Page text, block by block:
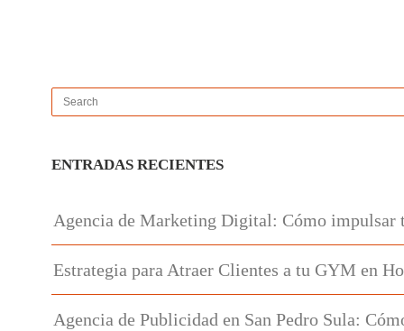
ENTRADAS RECIENTES
Agencia de Marketing Digital: Cómo impulsar
Estrategia para Atraer Clientes a tu GYM en
Agencia de Publicidad en San Pedro Sula: